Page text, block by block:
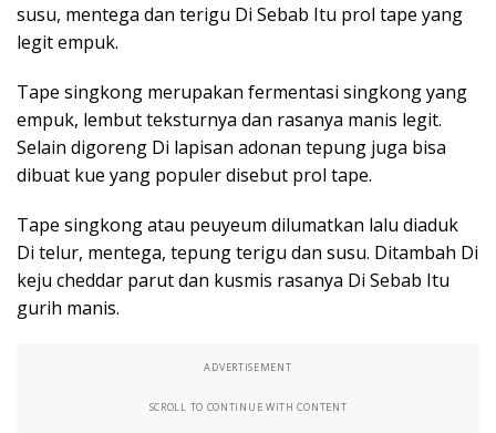
susu, mentega dan terigu Di Sebab Itu prol tape yang
legit empuk.
Tape singkong merupakan fermentasi singkong yang
empuk, lembut teksturnya dan rasanya manis legit.
Selain digoreng Di lapisan adonan tepung juga bisa
dibuat kue yang populer disebut prol tape.
Tape singkong atau peuyeum dilumatkan lalu diaduk
Di telur, mentega, tepung terigu dan susu. Ditambah Di
keju cheddar parut dan kusmis rasanya Di Sebab Itu
gurih manis.
ADVERTISEMENT
SCROLL TO CONTINUE WITH CONTENT